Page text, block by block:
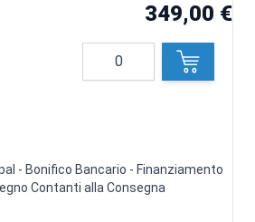
349,00 €
Quantità
- Bonifico Bancario - Finanziamento
Contanti alla Consegna